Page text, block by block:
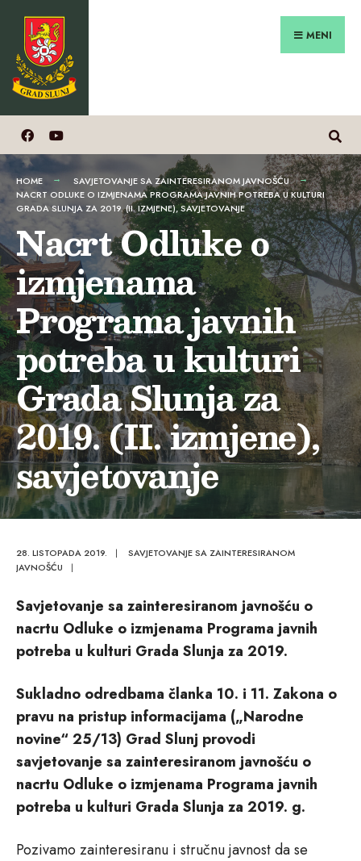
Preskoči
sadržaj
MENI
HOME
SAVJETOVANJE SA ZAINTERESIRANOM JAVNOŠĆU
NACRT ODLUKE O IZMJENAMA PROGRAMA JAVNIH POTREBA U KULTURI
GRADA SLUNJA ZA 2019. (II. IZMJENE), SAVJETOVANJE
Nacrt Odluke o
izmjenama
Programa javnih
potreba u kulturi
Grada Slunja za
2019. (II. izmjene),
savjetovanje
28. LISTOPADA 2019. |
SAVJETOVANJE SA ZAINTERESIRANOM
JAVNOŠĆU
|
Savjetovanje sa zainteresiranom javnošću o
nacrtu Odluke o izmjenama Programa javnih
potreba u kulturi Grada Slunja za 2019.
Sukladno odredbama članka 10. i 11. Zakona o
pravu na pristup informacijama („Narodne
novine“ 25/13) Grad Slunj provodi
savjetovanje sa zainteresiranom javnošću o
nacrtu Odluke o izmjenama Programa javnih
potreba u kulturi Grada Slunja za 2019. g.
Pozivamo zainteresiranu i stručnu javnost da se
for: